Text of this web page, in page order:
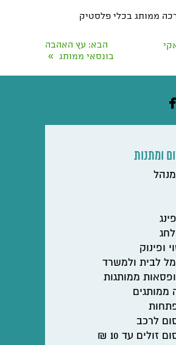
ממותג בכלי פלסטיק
הבא: עץ האהבה
בונסאי ממותג »

ומתנות
ופינוק
לבית ולמשרד
ממותגות
ממותגים
לרכב
זולים עד 10 ₪